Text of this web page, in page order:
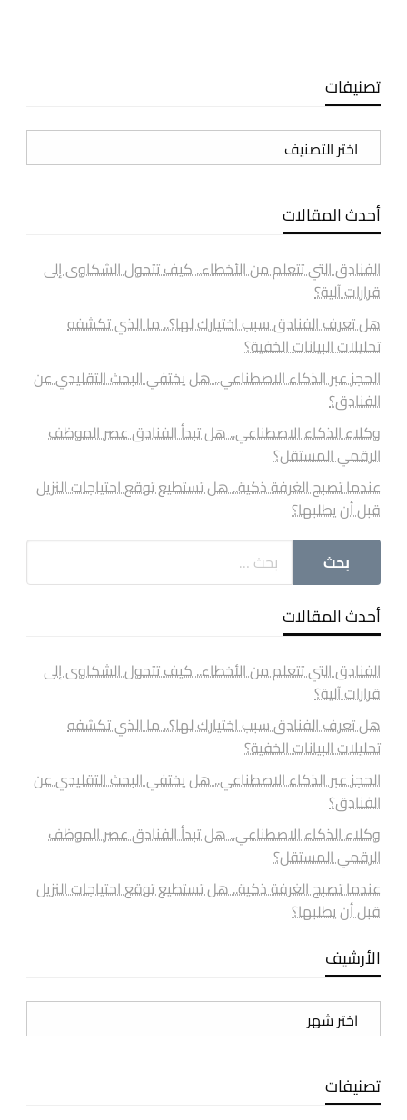
تصنيفات
تصنيفات
أحدث المقالات
الفنادق التي تتعلم من الأخطاء.. كيف تتحول الشكاوى إلى
قرارات آلية؟
هل تعرف الفنادق سبب اختيارك لها؟.. ما الذي تكشفه
تحليلات البيانات الخفية؟
الحجز عبر الذكاء الاصطناعي.. هل يختفي البحث التقليدي عن
الفنادق؟
وكلاء الذكاء الاصطناعي.. هل تبدأ الفنادق عصر الموظف
الرقمي المستقل؟
عندما تصبح الغرفة ذكية.. هل تستطيع توقع احتياجات النزيل
قبل أن يطلبها؟
أحدث المقالات
الفنادق التي تتعلم من الأخطاء.. كيف تتحول الشكاوى إلى
قرارات آلية؟
هل تعرف الفنادق سبب اختيارك لها؟.. ما الذي تكشفه
تحليلات البيانات الخفية؟
الحجز عبر الذكاء الاصطناعي.. هل يختفي البحث التقليدي عن
الفنادق؟
وكلاء الذكاء الاصطناعي.. هل تبدأ الفنادق عصر الموظف
الرقمي المستقل؟
عندما تصبح الغرفة ذكية.. هل تستطيع توقع احتياجات النزيل
قبل أن يطلبها؟
الأرشيف
الأرشيف
تصنيفات